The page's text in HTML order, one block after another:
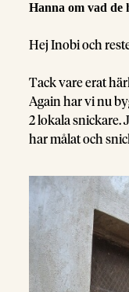
Hanna om vad
Hej Inobi och
Tack vare erat
Again har vi nu
2 lokala snickare.
har målat och